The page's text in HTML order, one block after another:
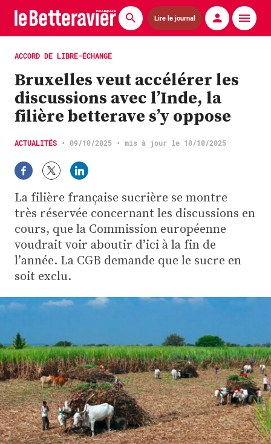
Lire le journal
Actualités
Économie
Agronomie
Matériels
La technique ITB
Pommes de terre
Guides pratiques
Chasse
Plus
ACCORD DE LIBRE-ÉCHANGE
Bruxelles veut accélérer les
discussions avec l’Inde, la
filière betterave s’y oppose
ACTUALITÉS • 09/10/2025 • mis à jour le 10/10/2025
La filière française sucrière se montre
très réservée concernant les discussions en
cours, que la Commission européenne
voudrait voir aboutir d’ici à la fin de
l’année. La CGB demande que le sucre en
soit exclu.